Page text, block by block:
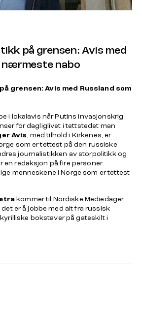
på grensen: Avis med
nærmeste nabo
grensen: Avis med Russland som
i lokalavis når Putins invasjonskrig
for dagliglivet i tettstedet man
Avis , med tilhold i Kirkenes, er
som er tettest på den russiske
journalistikken av storpolitikk og
en redaksjon på fire personer
menneskene i Norge som er tettest
kommer til Nordiske Mediedager
er å jobbe med alt fra russisk
bokstaver på gateskilt i